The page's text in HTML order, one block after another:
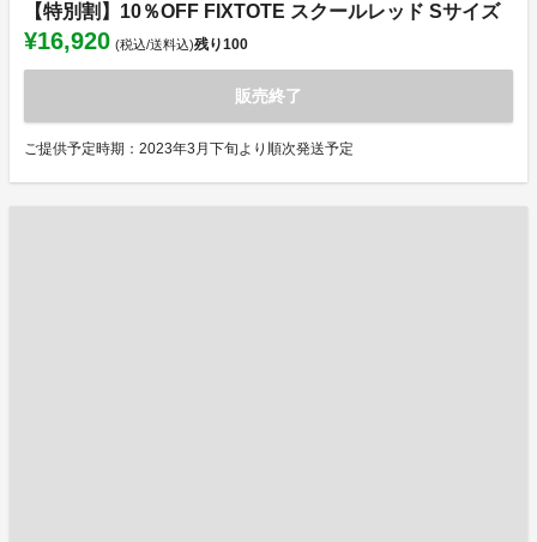
【特別割】10％OFF FIXTOTE スクールレッド Sサイズ
¥16,920 (税込/送料込)残り100
販売終了
ご提供予定時期：2023年3月下旬より順次発送予定